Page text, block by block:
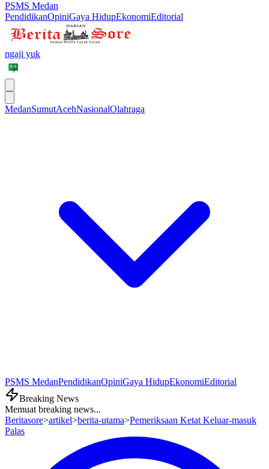
PSMS Medan
PendidikanOpiniGaya HidupEkonomiEditorial
ngaji yuk
MedanSumutAcehNasionalOlahraga
PSMS MedanPendidikanOpiniGaya HidupEkonomiEditorial
Breaking News
Memuat breaking news...
Beritasore>artikel>berita-utama>Pemeriksaan Ketat Keluar-masuk
Palas